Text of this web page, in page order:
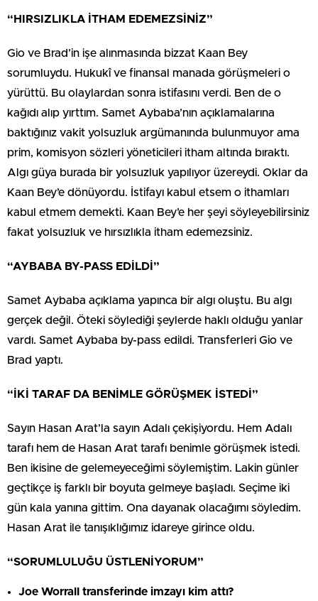
“HIRSIZLIKLA İTHAM EDEMEZSİNİZ”
Gio ve Brad’in işe alınmasında bizzat Kaan Bey
sorumluydu. Hukukî ve finansal manada görüşmeleri o
yürüttü. Bu olaylardan sonra istifasını verdi. Ben de o
kağıdı alıp yırttım. Samet Aybaba’nın açıklamalarına
baktığınız vakit yolsuzluk argümanında bulunmuyor ama
prim, komisyon sözleri yöneticileri itham altında bıraktı.
Algı güya burada bir yolsuzluk yapılıyor üzereydi. Oklar da
Kaan Bey’e dönüyordu. İstifayı kabul etsem o ithamları
kabul etmem demekti. Kaan Bey’e her şeyi söyleyebilirsiniz
fakat yolsuzluk ve hırsızlıkla itham edemezsiniz.
“AYBABA BY-PASS EDİLDİ”
Samet Aybaba açıklama yapınca bir algı oluştu. Bu algı
gerçek değil. Öteki söylediği şeylerde haklı olduğu yanlar
vardı. Samet Aybaba by-pass edildi. Transferleri Gio ve
Brad yaptı.
“İKİ TARAF DA BENİMLE GÖRÜŞMEK İSTEDİ”
Sayın Hasan Arat’la sayın Adalı çekişiyordu. Hem Adalı
tarafı hem de Hasan Arat tarafı benimle görüşmek istedi.
Ben ikisine de gelemeyeceğimi söylemiştim. Lakin günler
geçtikçe iş farklı bir boyuta gelmeye başladı. Seçime iki
gün kala yanına gittim. Ona dayanak olacağımı söyledim.
Hasan Arat ile tanışıklığımız idareye girince oldu.
“SORUMLULUĞU ÜSTLENİYORUM”
Joe Worrall transferinde imzayı kim attı?